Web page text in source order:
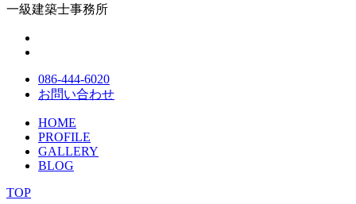
一級建築士事務所
086-444-6020
お問い合わせ
HOME
PROFILE
GALLERY
BLOG
TOP